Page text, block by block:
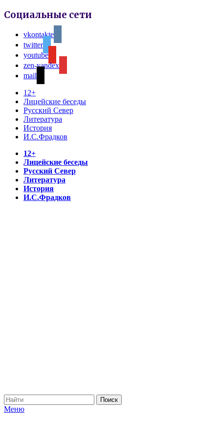
Социальные сети
vkontakte
twitter
youtube
zen-yandex
mail
12+
Лицейские беседы
Русский Север
Литература
История
И.С.Фрадков
12+
Лицейские беседы
Русский Север
Литература
История
И.С.Фрадков
Меню